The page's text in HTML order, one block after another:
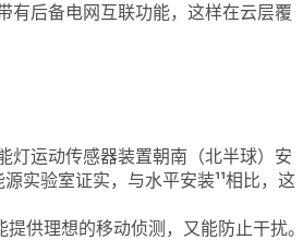
有后备电网互联功能，这样在云层覆
灯运动传感器装置朝南（北半球）安
实验室证实，与水平安装¹¹相比，这
供理想的移动侦测，又能防止干扰